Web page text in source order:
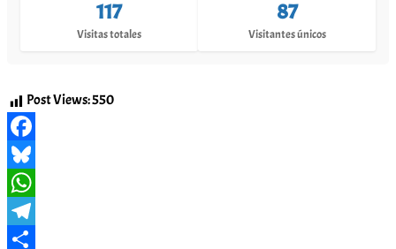
117
Visitas totales
87
Visitantes únicos
Post Views:550
Facebook
Bluesky
WhatsApp
Telegram